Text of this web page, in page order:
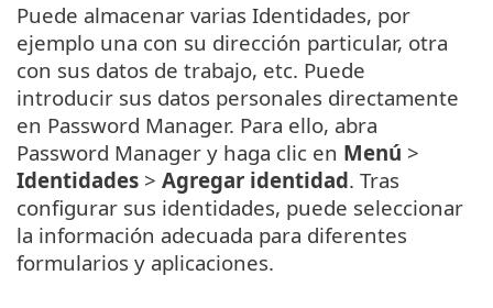
Puede almacenar varias Identidades, por
ejemplo una con su dirección particular, otra
con sus datos de trabajo, etc. Puede
introducir sus datos personales directamente
en Password Manager. Para ello, abra
Password Manager y haga clic en Menú >
Identidades > Agregar identidad. Tras
configurar sus identidades, puede seleccionar
la información adecuada para diferentes
formularios y aplicaciones.